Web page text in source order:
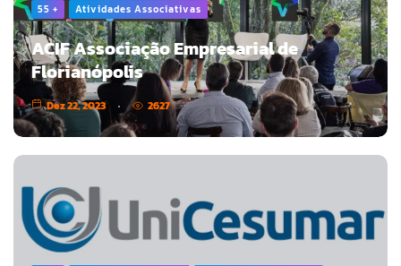
55 + Atividades Associativas
ACIF Associação Empresarial de
Florianópolis
Dez 22, 2023 2627